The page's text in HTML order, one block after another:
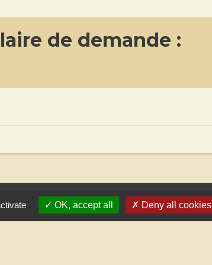
de demande :
OK, accept all Deny all cookies